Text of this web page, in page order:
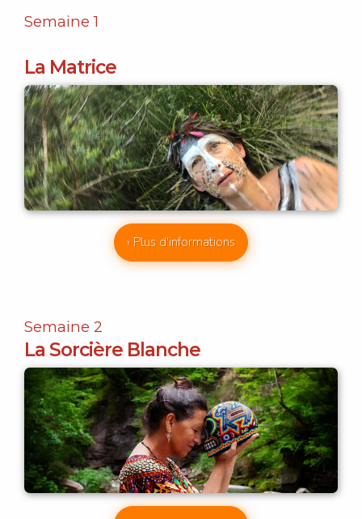
Semaine 1
La Matrice
› Plus d'informations
Semaine 2
La Sorcière Blanche